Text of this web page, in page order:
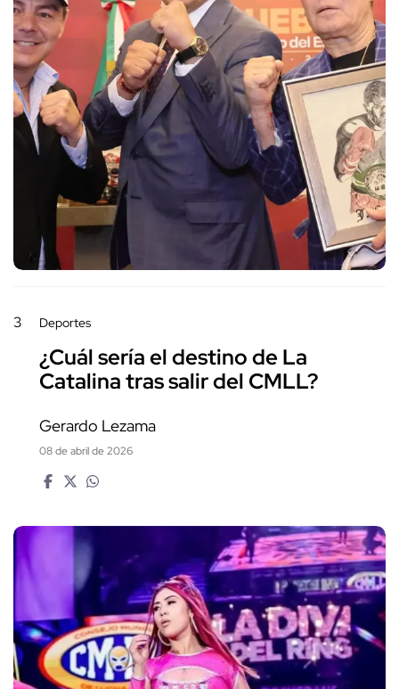
3 Deportes
¿Cuál sería el destino de La
Catalina tras salir del CMLL?
Gerardo Lezama
08 de abril de 2026